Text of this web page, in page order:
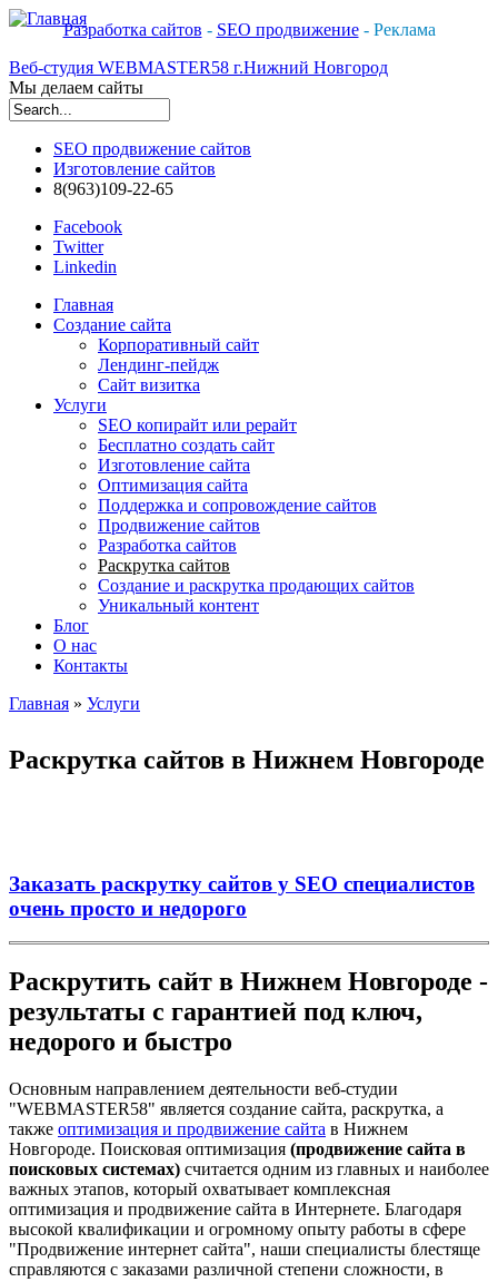
Разработка сайтов - SEO продвижение- Реклама
Веб-студия WEBMASTER58 г.Нижний Новгород
Мы делаем сайты
SEO продвижение сайтов
Изготовление сайтов
8(963)109-22-65
Facebook
Twitter
Linkedin
Главная
Создание сайта
Корпоративный сайт
Лендинг-пейдж
Сайт визитка
Услуги
SEO копирайт или рерайт
Бесплатно создать сайт
Изготовление сайта
Оптимизация сайта
Поддержка и сопровождение сайтов
Продвижение сайтов
Разработка сайтов
Раскрутка сайтов
Создание и раскрутка продающих сайтов
Уникальный контент
Блог
О нас
Контакты
Главная » Услуги
Раскрутка сайтов в Нижнем Новгороде
Заказать раскрутку сайтов у SEO специалистов
очень просто и недорого
Раскрутить сайт в Нижнем Новгороде -
результаты с гарантией под ключ,
недорого и быстро
Основным направлением деятельности веб-студии
"WEBMASTER58" является создание сайта, раскрутка, а
также оптимизация и продвижение сайта в Нижнем
Новгороде. Поисковая оптимизация (продвижение сайта в
поисковых системах) считается одним из главных и наиболее
важных этапов, который охватывает комплексная
оптимизация и продвижение сайта в Интернете. Благодаря
высокой квалификации и огромному опыту работы в сфере
"Продвижение интернет сайта", наши специалисты блестяще
справляются с заказами различной степени сложности, в